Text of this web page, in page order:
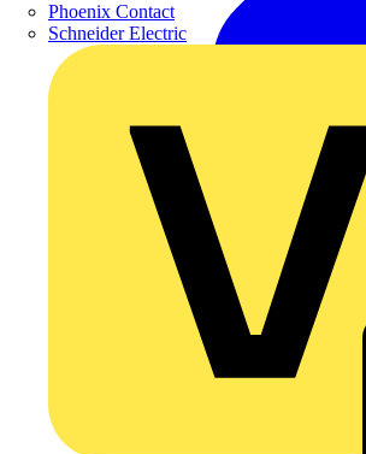
Phoenix Contact
Schneider Electric